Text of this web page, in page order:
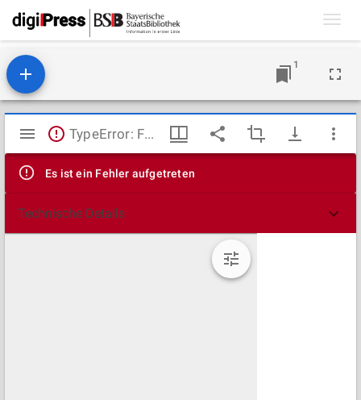
1
Mirador
Viewer
TypeError: Failed to fetch
Es ist ein Fehler aufgetreten
Technische Details